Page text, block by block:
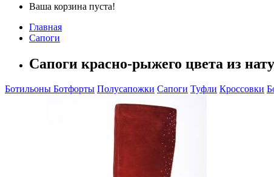
Ваша корзина пуста!
Главная
Сапоги
Сапоги красно-рыжего цвета из
Ботильоны Ботфорты Полусапожки Сапоги Туфли Кроссовки